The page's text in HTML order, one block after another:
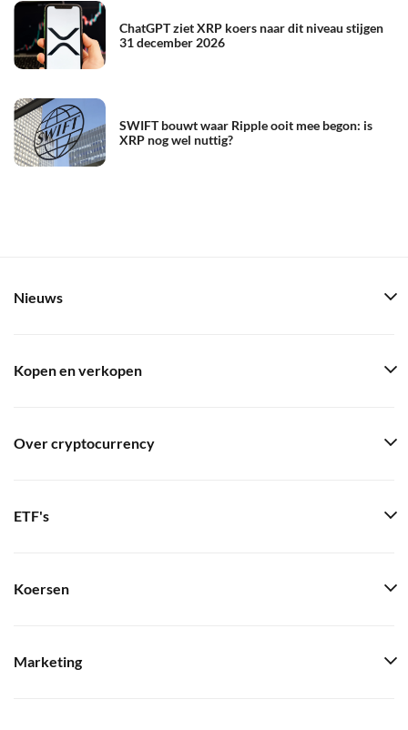
ChatGPT ziet XRP koers naar dit niveau stijgen
31 december 2026
SWIFT bouwt waar Ripple ooit mee begon: is
XRP nog wel nuttig?
Nieuws
Kopen en verkopen
Over cryptocurrency
ETF's
Koersen
Marketing